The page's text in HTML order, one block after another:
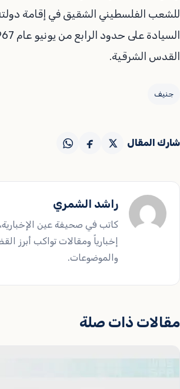
للشعب الفلسطيني الشقيق في إقامة
القدس الشرقية.
جنيف
شارك المقال
راشد الشمري
كاتب في صحيفة عين
إخبارياً ومقالات تواكب أبرز
والموضوعات.
مقالات ذات صلة